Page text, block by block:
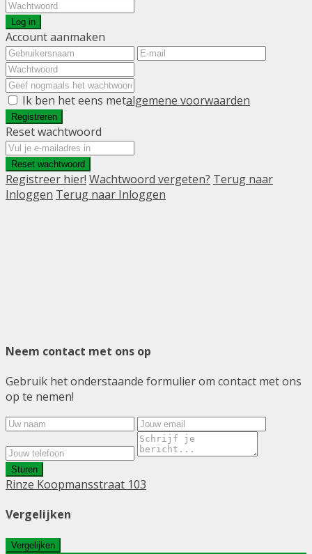
Log in
Account aanmaken
Ik ben het eens metalgemene voorwaarden
Registreren
Reset wachtwoord
Reset wachtwoord
Registreer hier! Wachtwoord vergeten? Terug naar
Inloggen Terug naar Inloggen
Neem contact met ons op
Gebruik het onderstaande formulier om contact met ons
op te nemen!
Sturen
Rinze Koopmansstraat 103
Vergelijken
Vergelijken